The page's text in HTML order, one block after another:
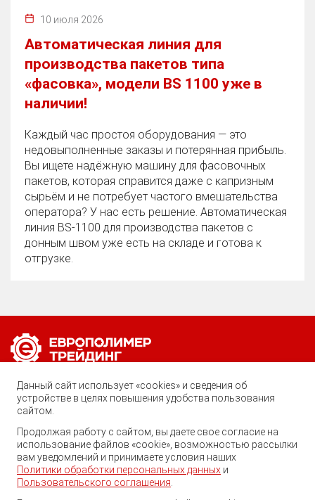
10 июля 2026
Автоматическая линия для
производства пакетов типа
«фасовка», модели BS 1100 уже в
наличии!
Каждый час простоя оборудования — это
недовыполненные заказы и потерянная прибыль.
Вы ищете надёжную машину для фасовочных
пакетов, которая справится даже с капризным
сырьём и не потребует частого вмешательства
оператора? У нас есть решение. Автоматическая
линия BS‑1100 для производства пакетов с
донным швом уже есть на складе и готова к
отгрузке.
Позвоните нам по любому вопросу:
8 (800) 222-40-61
Ростов-на-Дону, ул. Вавилова, 59
trade@ep-group.ru
Данный сайт использует «cookies» и сведения об
устройстве в целях повышения удобства пользования
сайтом.
Продолжая работу с сайтом, вы даете свое согласие на
использование файлов «cookie», возможностью рассылки
вам уведомлений и принимаете условия наших
Политики обработки персональных данных и
Пользовательского соглашения